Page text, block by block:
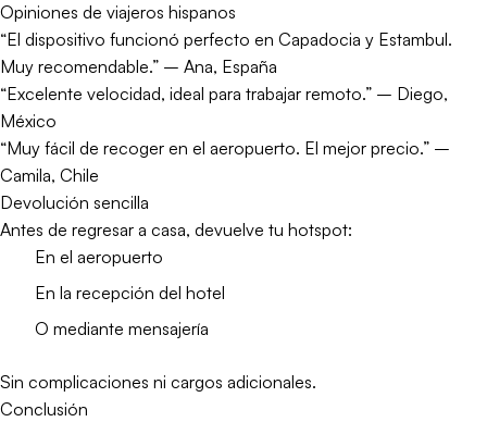
Opiniones de viajeros hispanos
“El dispositivo funcionó perfecto en Capadocia y Estambul.
Muy recomendable.” – Ana, España
“Excelente velocidad, ideal para trabajar remoto.” – Diego,
México
“Muy fácil de recoger en el aeropuerto. El mejor precio.” –
Camila, Chile
Devolución sencilla
Antes de regresar a casa, devuelve tu hotspot:
En el aeropuerto
En la recepción del hotel
O mediante mensajería
Sin complicaciones ni cargos adicionales.
Conclusión